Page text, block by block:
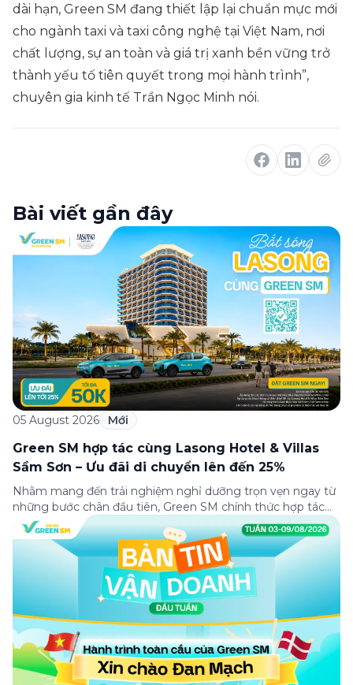
dài hạn, Green SM đang thiết lập lại chuẩn mực mới
cho ngành taxi và taxi công nghệ tại Việt Nam, nơi
chất lượng, sự an toàn và giá trị xanh bền vững trở
thành yếu tố tiên quyết trong mọi hành trình”,
chuyên gia kinh tế Trần Ngọc Minh nói.
Bài viết gần đây
05 August 2026 Mới
Green SM hợp tác cùng Lasong Hotel & Villas
Sầm Sơn – Ưu đãi di chuyển lên đến 25%
Nhằm mang đến trải nghiệm nghỉ dưỡng trọn vẹn ngay từ
những bước chân đầu tiên, Green SM chính thức hợp tác
cùng Lasong Hotel & Villas Sầm Sơn triển khai chương trình
ưu đãi di chuyển dành riêng cho khách hàng có điểm đón
hoặc điểm đến tại khu nghỉ dưỡng. Từ khoảnh khắc […]